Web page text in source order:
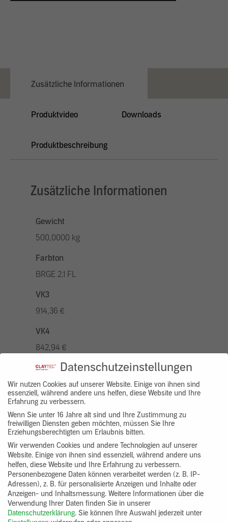
Zusätzliche Informationen
Produktvideo Downloads
Produktbeschreibung
Zusätzliche Informationen
Gewicht
500,0000 kg
Farbton
BRGE 2.1 FL
VK3
914,36 €
VK4
842,94 €
VK5
1042,96 €
VK7
785,77 €
Gruppenprodukt
yosima_designputz_bigb
Datenschutzeinstellungen
Wir nutzen Cookies auf unserer Website. Einige von ihnen sind
essenziell, während andere uns helfen, diese Website und Ihre
Erfahrung zu verbessern.
Wenn Sie unter 16 Jahre alt sind und Ihre Zustimmung zu
freiwilligen Diensten geben möchten, müssen Sie Ihre
Erziehungsberechtigten um Erlaubnis bitten.
Wir verwenden Cookies und andere Technologien auf unserer
Website. Einige von ihnen sind essenziell, während andere uns
helfen, diese Website und Ihre Erfahrung zu verbessern.
Personenbezogene Daten können verarbeitet werden (z. B. IP-
Adressen), z. B. für personalisierte Anzeigen und Inhalte oder
Anzeigen- und Inhaltsmessung. Weitere Informationen über die
Verwendung Ihrer Daten finden Sie in unserer
Datenschutzerklärung. Sie können Ihre Auswahl jederzeit unter